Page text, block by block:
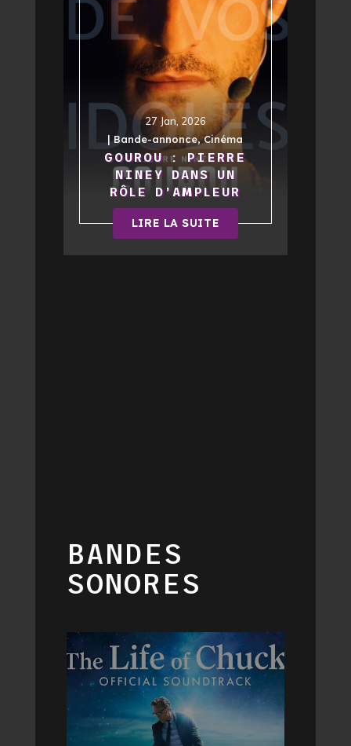
27 Jan, 2026
|Bande-annonce,Cinéma
GOUROU : PIERRE
NINEY DANS UN
RÔLE D’AMPLEUR
LIRE LA SUITE
BANDES
SONORES